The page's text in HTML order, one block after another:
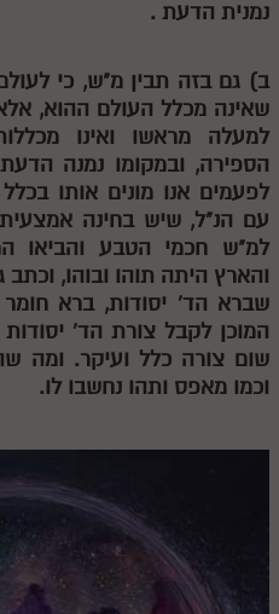
תלמוד עשר הספירות חלק ט
תלמוד עשר הספירות חלק י
תלמוד עשר הספירות חלק יא
תלמוד עשר הספירות חלק יב
תלמוד עשר הספירות חלק יג
תלמוד עשר הספירות חלק יד
תלמוד עשר הספירות חלק טו
תלמוד עשר הספירות חלק טז
בית שער הכוונות
נמנית הדעת .
ב) גם בזה תבין מ"ש, כי
שאינה מכלל העולם ההוא,
למעלה מראשו ואינו
הספירה, ובמקומו נמנה
לפעמים אנו מונים אותו
עם הנ"ל, שיש בחינה אמצעית
למ"ש חכמי הטבע והביאו
והארץ היתה תוהו ובוהו,
שברא הד' יסודות, ברא
המוכן לקבל צורת הד'
שום צורה כלל ועיקר. ומה
וכמו מאפס ותהו נחשבו לו.